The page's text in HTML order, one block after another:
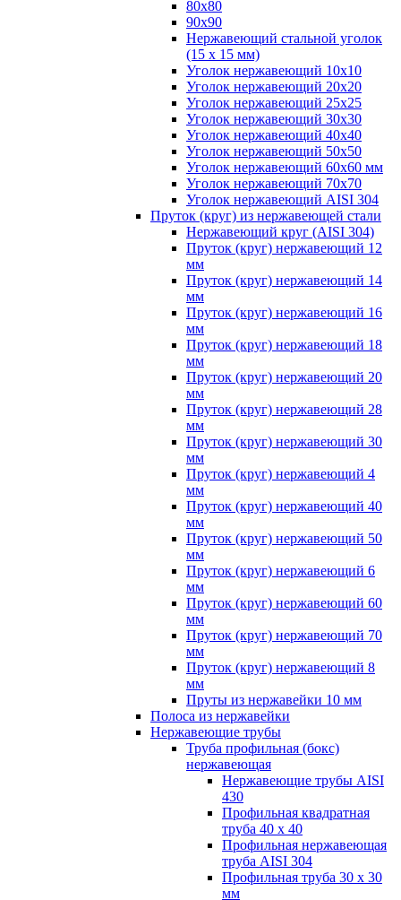
80х80
90х90
Нержавеющий стальной уголок
(15 х 15 мм)
Уголок нержавеющий 10х10
Уголок нержавеющий 20х20
Уголок нержавеющий 25х25
Уголок нержавеющий 30х30
Уголок нержавеющий 40х40
Уголок нержавеющий 50х50
Уголок нержавеющий 60х60 мм
Уголок нержавеющий 70х70
Уголок нержавеющий AISI 304
Пруток (круг) из нержавеющей стали
Нержавеющий круг (AISI 304)
Пруток (круг) нержавеющий 12
мм
Пруток (круг) нержавеющий 14
мм
Пруток (круг) нержавеющий 16
мм
Пруток (круг) нержавеющий 18
мм
Пруток (круг) нержавеющий 20
мм
Пруток (круг) нержавеющий 28
мм
Пруток (круг) нержавеющий 30
мм
Пруток (круг) нержавеющий 4
мм
Пруток (круг) нержавеющий 40
мм
Пруток (круг) нержавеющий 50
мм
Пруток (круг) нержавеющий 6
мм
Пруток (круг) нержавеющий 60
мм
Пруток (круг) нержавеющий 70
мм
Пруток (круг) нержавеющий 8
мм
Пруты из нержавейки 10 мм
Полоса из нержавейки
Нержавеющие трубы
Труба профильная (бокс)
нержавеющая
Нержавеющие трубы AISI
430
Профильная квадратная
труба 40 х 40
Профильная нержавеющая
труба AISI 304
Профильная труба 30 х 30
мм